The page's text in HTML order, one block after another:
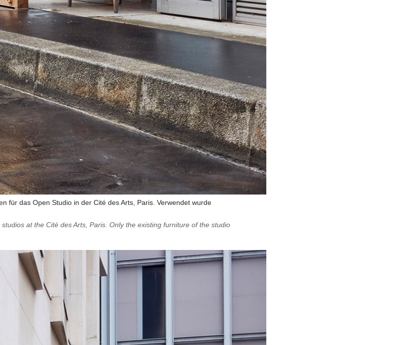
für das Open Studio in der Cité des Arts, Paris. Verwendet wurde
at the Cité des Arts, Paris. Only the existing furniture of the studio